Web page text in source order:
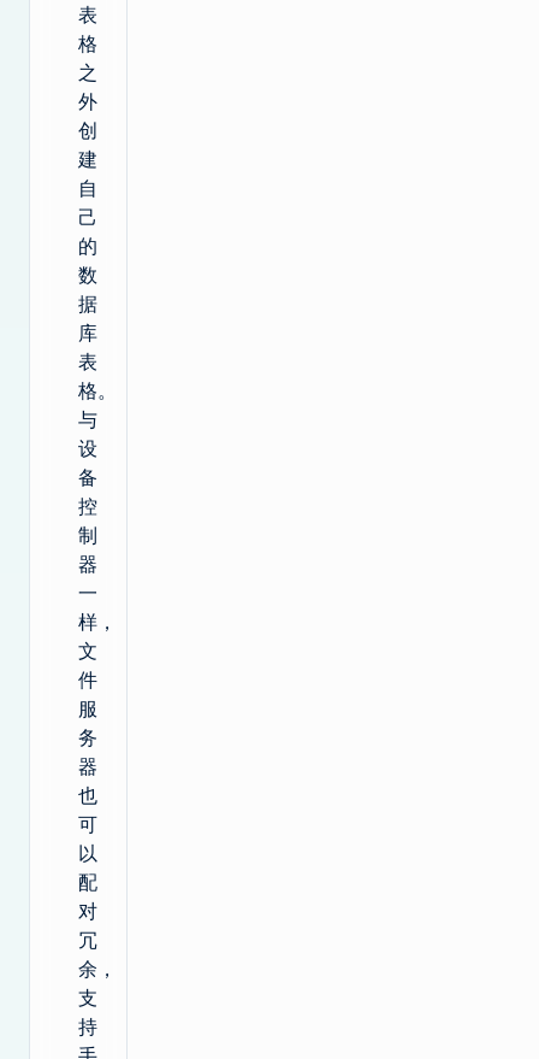
表
格
之
外
创
建
自
己
的
数
据
库
表
格。
与
设
备
控
制
器
一
样，
文
件
服
务
器
也
可
以
配
对
冗
余，
支
持